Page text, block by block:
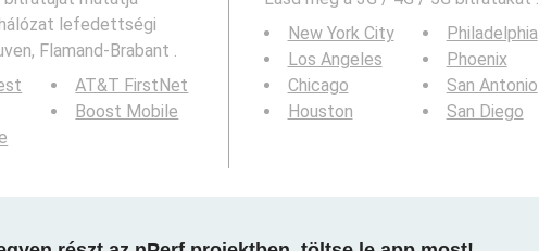
lefedettségi
Flamand-Brabant .
AT&T FirstNet
Boost Mobile
New York City
Los Angeles
Chicago
Houston
Philadelphia
Phoenix
San Antonio
San Diego